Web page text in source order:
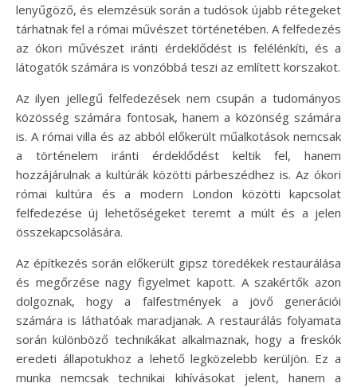
lenyűgöző, és elemzésük során a tudósok újabb rétegeket
tárhatnak fel a római művészet történetében. A felfedezés
az ókori művészet iránti érdeklődést is felélénkíti, és a
látogatók számára is vonzóbbá teszi az említett korszakot.
Az ilyen jellegű felfedezések nem csupán a tudományos
közösség számára fontosak, hanem a közönség számára
is. A római villa és az abból előkerült műalkotások nemcsak
a történelem iránti érdeklődést keltik fel, hanem
hozzájárulnak a kultúrák közötti párbeszédhez is. Az ókori
római kultúra és a modern London közötti kapcsolat
felfedezése új lehetőségeket teremt a múlt és a jelen
összekapcsolására.
Az építkezés során előkerült gipsz töredékek restaurálása
és megőrzése nagy figyelmet kapott. A szakértők azon
dolgoznak, hogy a falfestmények a jövő generációi
számára is láthatóak maradjanak. A restaurálás folyamata
során különböző technikákat alkalmaznak, hogy a freskók
eredeti állapotukhoz a lehető legközelebb kerüljön. Ez a
munka nemcsak technikai kihívásokat jelent, hanem a